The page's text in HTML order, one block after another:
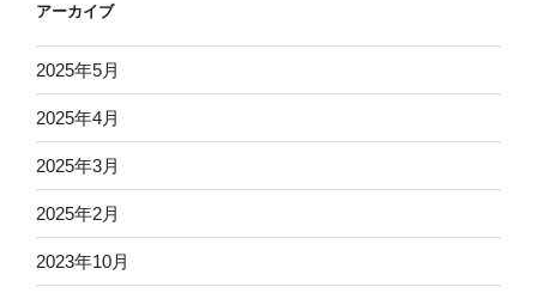
ン
アーカイブ
2025年5月
2025年4月
2025年3月
2025年2月
2023年10月